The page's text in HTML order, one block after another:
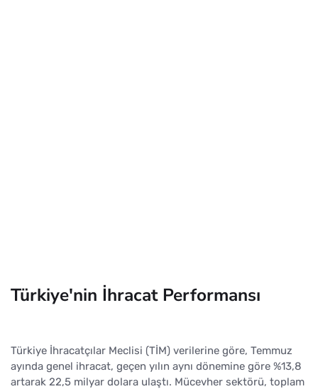
Türkiye'nin İhracat Performansı
Türkiye İhracatçılar Meclisi (TİM) verilerine göre, Temmuz
ayında genel ihracat, geçen yılın aynı dönemine göre %13,8
artarak 22,5 milyar dolara ulaştı. Mücevher sektörü, toplam